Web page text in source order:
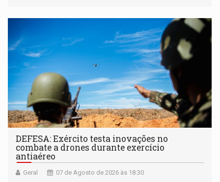
DEFESA: Exército testa inovações no
combate a drones durante exercício
antiaéreo
Geral 07 de Agosto de 2026 às 18:30